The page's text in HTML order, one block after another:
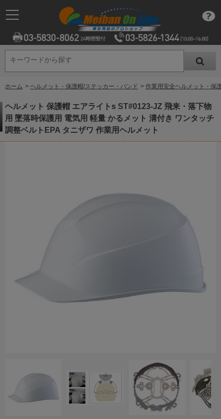
キーワードから探す
キーワードから探す
ホーム > ヘルメット・保護帽/ステッカー・バンド > 作業用安全ヘルメット・保
ヘルメット 保護帽 エアライトs ST#0123-JZ 飛来・落下物
用 墜落時保護用 電気用 軽量 かるメット 溝付き ワンタッチ
調整ベルトEPA タニザワ 作業用ヘルメット